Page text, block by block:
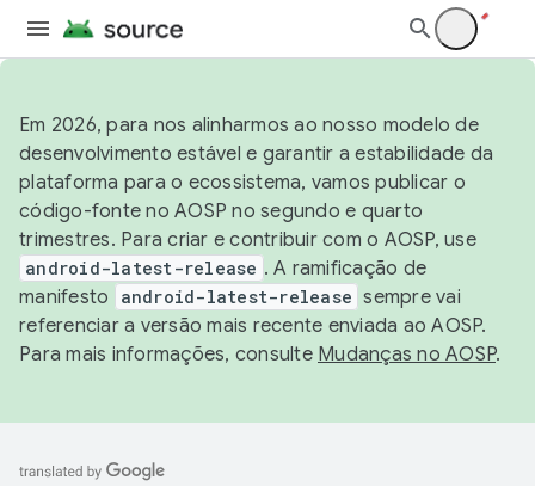
Em 2026, para nos alinharmos ao nosso modelo de
desenvolvimento estável e garantir a estabilidade da
plataforma para o ecossistema, vamos publicar o
código-fonte no AOSP no segundo e quarto
trimestres. Para criar e contribuir com o AOSP, use
android-latest-release . A ramificação de
manifesto
android-latest-release sempre vai
referenciar a versão mais recente enviada ao AOSP.
Para mais informações, consulte Mudanças no AOSP.